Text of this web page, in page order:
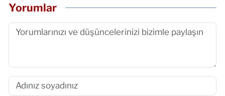
Yorumlar